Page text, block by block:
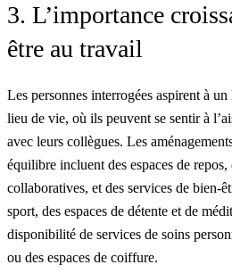
3. L’importance
être au travail
Les personnes interrogées aspirent à
lieu de vie, où ils peuvent se sentir à
avec leurs collègues. Les
équilibre incluent des espaces de repos,
collaboratives, et des services de bien-
sport, des espaces de détente et de
disponibilité de services de soins
ou des espaces de coiffure.